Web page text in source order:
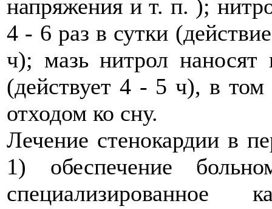
напряжения и т. п. );
4 - 6 раз в сутки
ч); мазь нитрол
(действует 4 - 5 ч), в том
отходом ко сну.
Лечение стенокардии в
1) обеспечение
специализированное